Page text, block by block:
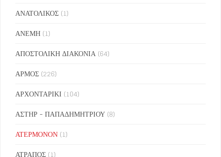
ΑΝΑΤΟΛΙΚΟΣ (1)
ΑΝΕΜΗ (1)
ΑΠΟΣΤΟΛΙΚΗ ΔΙΑΚΟΝΙΑ (64)
ΑΡΜΟΣ (226)
ΑΡΧΟΝΤΑΡΙΚΙ (104)
ΑΣΤΗΡ - ΠΑΠΑΔΗΜΗΤΡΙΟΥ (8)
ΑΤΕΡΜΟΝΟΝ (1)
ΑΤΡΑΠΟΣ (1)